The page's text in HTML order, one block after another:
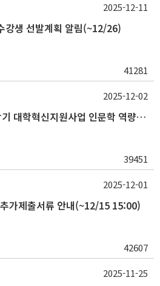
강생 선발계획 알림(~12/26)
41281
2025-12-11
(~12/5) 2025학년도 2학기 대학혁신지원사업 인문학 역량강화 국제학술대회 참가 경비 지원 안내(2차)
39451
2025-12-02
가제출서류 안내(~12/15 15:00)
42607
2025-12-01
2025-11-25